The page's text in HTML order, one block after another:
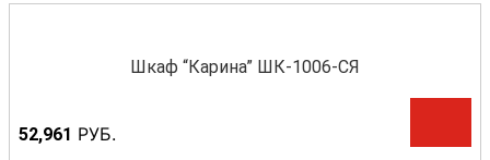
Шкаф “Карина” ШК-1006-СЯ
52,961 РУБ.